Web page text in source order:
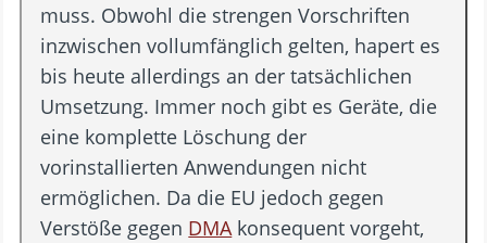
muss. Obwohl die strengen Vorschriften
inzwischen vollumfänglich gelten, hapert es
bis heute allerdings an der tatsächlichen
Umsetzung. Immer noch gibt es Geräte, die
eine komplette Löschung der
vorinstallierten Anwendungen nicht
ermöglichen. Da die EU jedoch gegen
Verstöße gegen DMAkonsequent vorgeht,